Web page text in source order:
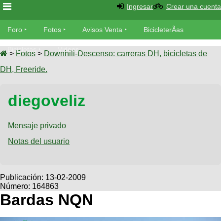
Foro
Foro
TÃ©cnica
Fotos
tu foto
Galeria
XC
Viajes
Descenso
SUBÃ
tu
aviso
Buscar
Ultimos
Fotos
as
Bicicletas
Tandem
Videos
Cicloturismo
Ingresar Crear una cuenta
Foro Fotos Avisos Venta BicicleterÃ­as
Bicicletas Videos
> Fotos > Downhill-Descenso: carreras DH, bicicletas de
DH, Freeride.
diegoveliz
Mensaje privado
Notas del usuario
Publicación: 13-02-2009
Número: 164863
Bardas NQN